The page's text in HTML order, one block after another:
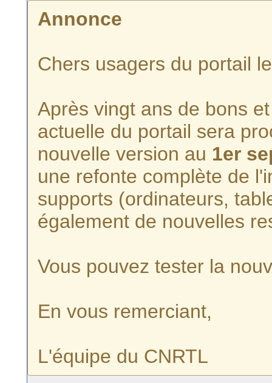
Annonce
Chers usagers du portail
Après vingt ans de bons
actuelle du portail sera
nouvelle version au 1er
une refonte complète de
supports (ordinateurs,
également de nouvelles
Vous pouvez tester la
En vous remerciant,
L'équipe du CNRTL